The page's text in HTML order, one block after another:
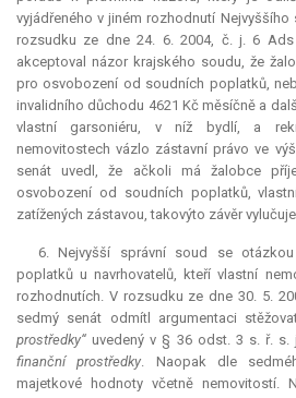
vyjádřeného v jiném rozhodnutí
rozsudku ze dne 24. 6. 2004, č. j. 6
akceptoval názor krajského soudu, že
pro osvobození od soudních poplatků,
invalidního důchodu 4621 Kč měsíčně a
vlastní garsoniéru, v níž bydlí, a
nemovitostech vázlo zástavní právo ve
senát uvedl, že ačkoli má žalobce
osvobození od soudních poplatků,
zatížených zástavou, takovýto závěr
6. Nejvyšší správní soud se
poplatků u navrhovatelů, kteří vlastní
rozhodnutích. V rozsudku ze dne 30. 5.
sedmý senát odmítl argumentaci
prostředky“ uvedený v § 36 odst. 3 s. ř. s.
finanční prostředky. Naopak dle
majetkové hodnoty včetně nemovitostí.